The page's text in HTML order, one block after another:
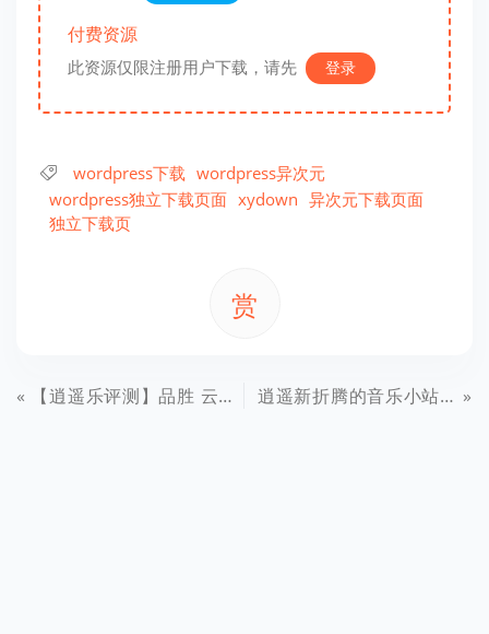
付费资源
此资源仅限注册用户下载，请先 登录
wordpress下载 wordpress异次元
wordpress独立下载页面 xydown 异次元下载页面
独立下载页
赏
【逍遥乐评测】品胜 云座·易充5000mAh 价值210元，当移动电源遇上云… 逍遥新折腾的音乐小站，逍遥在线音乐电台，高音质，高品质，0广告，海量在线音乐网站！